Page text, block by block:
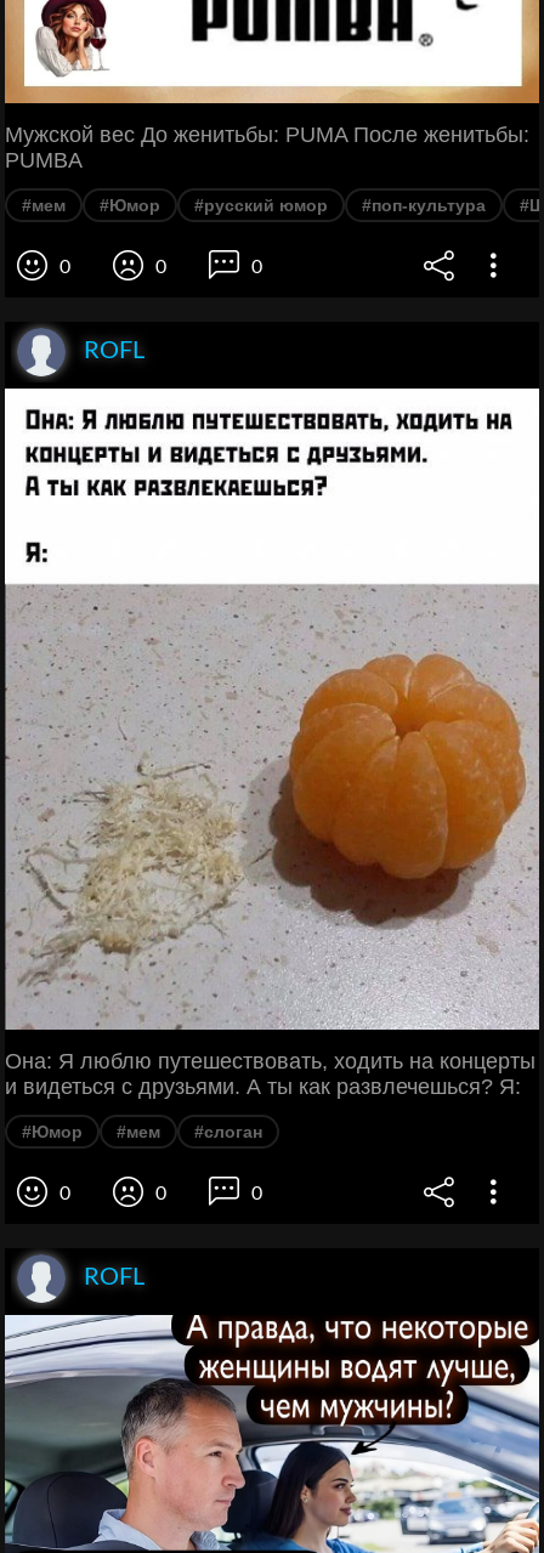
Мужской вес До женитьбы: PUMA После женитьбы:
PUMBA
#мем #Юмор #русский юмор #поп-культура
0 0 0
ROFL
Она: Я люблю путешествовать, ходить на концерты
и видеться с друзьями. А ты как развлечешься? Я:
#Юмор #мем #слоган
0 0 0
ROFL